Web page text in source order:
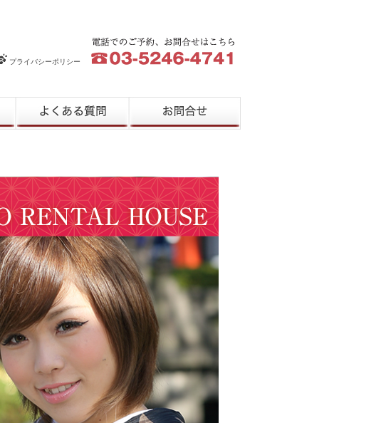
プライバシーポリシー